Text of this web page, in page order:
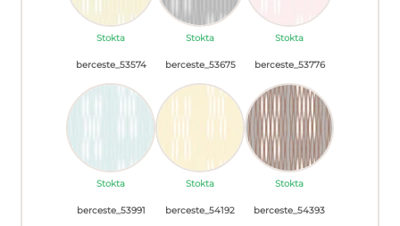
Stokta Stokta Stokta
berceste_53574
Stokta
berceste_53675
Stokta
berceste_53776
Stokta
berceste_53991 berceste_54192 berceste_54393